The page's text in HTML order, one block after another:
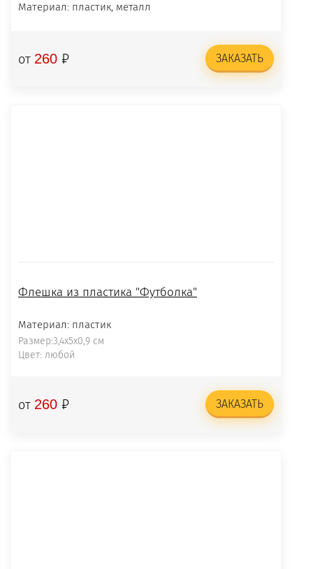
Материал: пластик, металл
от 260 ₽ ЗАКАЗАТЬ
Флешка из пластика "Футболка"
Материал: пластик
Размер:3,4х5х0,9 см
Цвет: любой
от 260 ₽ ЗАКАЗАТЬ